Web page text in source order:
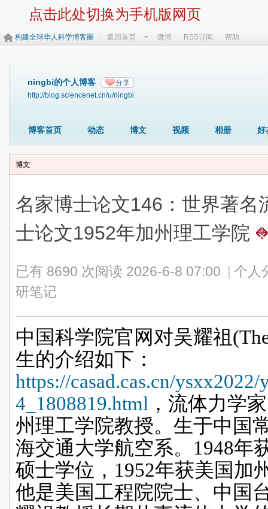
点击此处切换为手机版网页
构建全球华人科学博客圈 返回首页 微博 RSS订阅 帮助
ningbi的个人博客 分享
http://blog.sciencenet.cn/u/ningbi
博客首页 动态 博文 视频 相册 好
博文
名家博士论文146：世界著名
士论文1952年加州理工学院
已有 8690 次阅读 2026-6-8 07:00
个人
研笔记
中国科学院官网对吴耀祖
生的介绍如下：
https://casad.cas.cn/
4_1808819.html ，流体力学
州理工学院教授。生于中国
海交通大学航空系。 1948年
硕士学位， 1952年获美国加
他是美国工程院院士、中国